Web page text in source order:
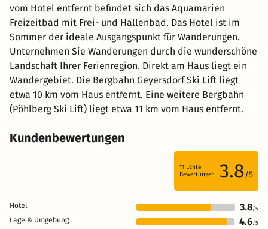
vom Hotel entfernt befindet sich das Aquamarien
Freizeitbad mit Frei- und Hallenbad. Das Hotel ist im
Sommer der ideale Ausgangspunkt für Wanderungen.
Unternehmen Sie Wanderungen durch die wunderschöne
Landschaft Ihrer Ferienregion. Direkt am Haus liegt ein
Wandergebiet. Die Bergbahn Geyersdorf Ski Lift liegt
etwa 10 km vom Haus entfernt. Eine weitere Bergbahn
(Pöhlberg Ski Lift) liegt etwa 11 km vom Haus entfernt.
Kundenbewertungen
11 Echte
Bewertungen
3.8/5
Hotel 3.8/5
Lage & Umgebung 4.6/5